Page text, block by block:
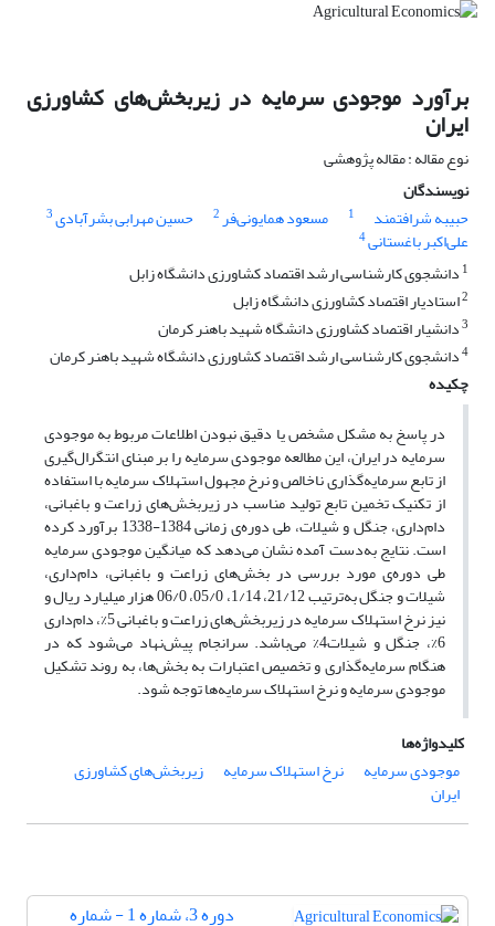
برآورد موجودی سرمایه در زیربخش‌های کشاورزی
ایران
نوع مقاله : مقاله پژوهشی
نویسندگان
حبیبه شرافتمند
1 مسعود همایونی‌فر2 حسین مهرابی بشرآبادی3
علی‌اکبر باغستانی4
1 دانشجوی کارشناسی ارشد اقتصاد کشاورزی دانشگاه زابل
2استادیار اقتصاد کشاورزی دانشگاه زابل
3دانشیار اقتصاد کشاورزی دانشگاه شهید باهنر کرمان
4دانشجوی کارشناسی ارشد اقتصاد کشاورزی دانشگاه شهید باهنر کرمان
چکیده
در پاسخ به مشکل مشخص یا دقیق نبودن اطلاعات مربوط به موجودی
سرمایه در ایران، این مطالعه موجودی سرمایه را بر مبنای انتگرال‌گیری
از تابع سرمایه‌گذاری ناخالص و نرخ مجهول استهلاک سرمایه با استفاده
از تکنیک تخمین تابع تولید مناسب در زیربخش‌های زراعت و باغبانی،
دام‌داری، جنگل و شیلات، طی دوره‌ی زمانی 1384-1338 برآورد کرده
است. نتایج به‌دست آمده نشان می‌دهد که میانگین موجودی سرمایه
طی دوره‌ی مورد بررسی در بخش‌های زراعت و باغبانی، دام‌داری،
شیلات و جنگل به‌ترتیب 21/12، 1/14، 05/0، 06/0 هزار میلیارد ریال و
نیز نرخ استهلاک سرمایه در زیربخش‌های زراعت و باغبانی 5%، دام‌داری
6%، جنگل و شیلات4% می‌باشد. سرانجام پیش‌نهاد می‌شود که در
هنگام سرمایه‌گذاری و تخصیص اعتبارات به بخش‌ها، به روند تشکیل
موجودی سرمایه و نرخ استهلاک سرمایه‌ها توجه شود.
کلیدواژه‌ها
موجودی سرمایه
نرخ استهلاک سرمایه زیربخش‌های کشاورزی
ایران
دوره 3، شماره 1 - شماره